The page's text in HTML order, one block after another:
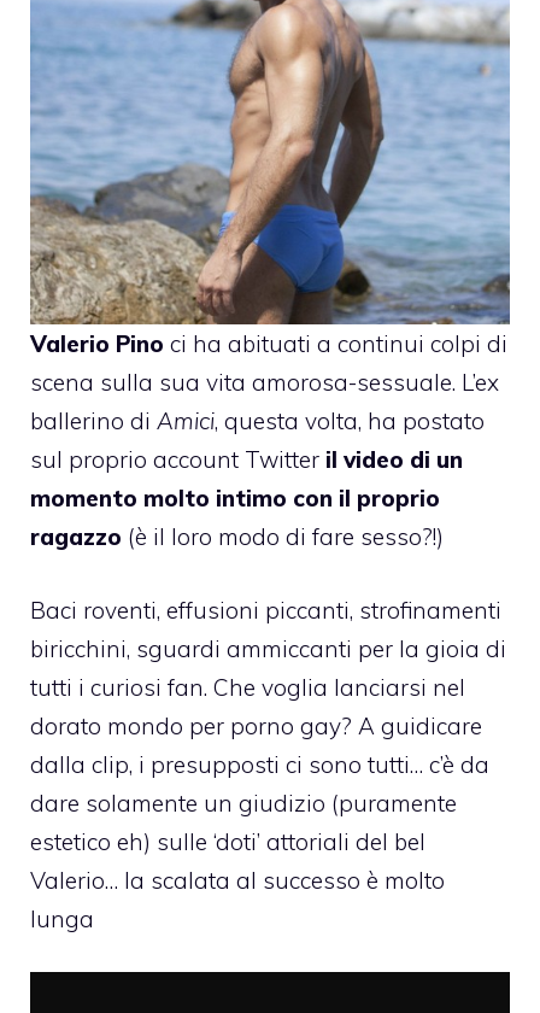
Valerio Pino ci ha abituati a continui colpi di
scena sulla sua vita amorosa-sessuale. L’ex
ballerino di Amici, questa volta, ha postato
sul proprio account Twitter il video di un
momento molto intimo con il proprio
ragazzo (è il loro modo di fare sesso?!)
Baci roventi, effusioni piccanti, strofinamenti
biricchini, sguardi ammiccanti per la gioia di
tutti i curiosi fan. Che voglia lanciarsi nel
dorato mondo per porno gay? A guidicare
dalla clip, i presupposti ci sono tutti… c’è da
dare solamente un giudizio (puramente
estetico eh) sulle ‘doti’ attoriali del bel
Valerio… la scalata al successo è molto
lunga